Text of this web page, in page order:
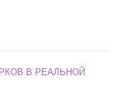
В РЕАЛЬНОЙ